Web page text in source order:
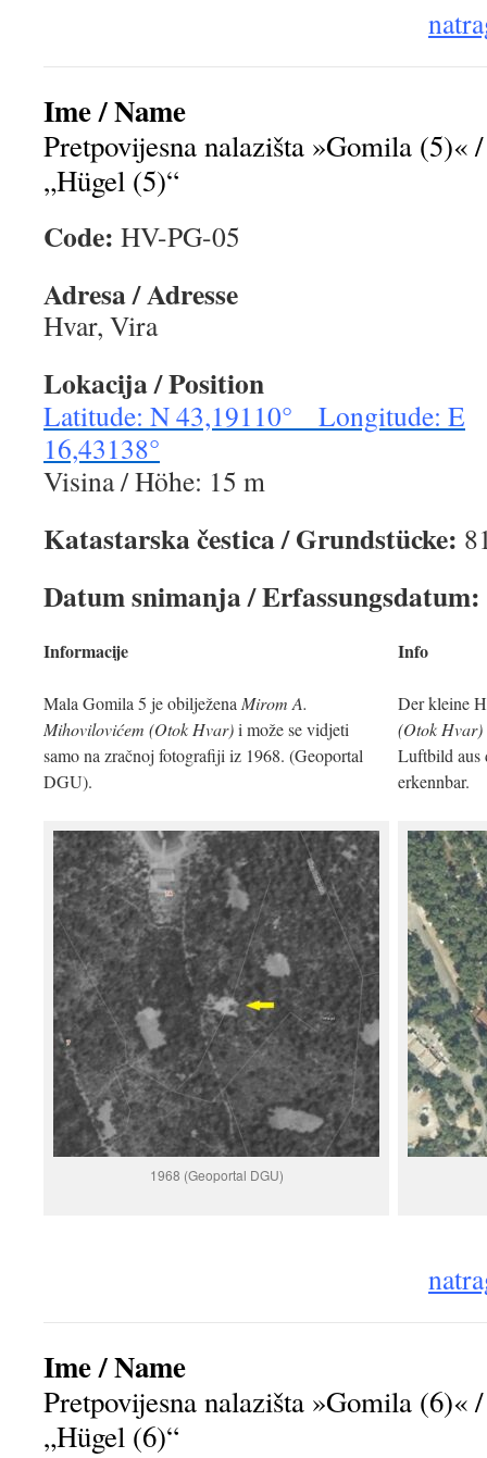
Ime / Name
Pretpovijesna nalazišta »Gomila (5)«
„Hügel (5)“
Code: HV-PG-05
Adresa / Adresse
Hvar, Vira
Lokacija / Position
Latitude: N 43,19110° Longitude: E
16,43138°
Visina / Höhe: 15 m
Katastarska čestica / Grundstücke:
Datum snimanja / Erfassungsdatum:
Informacije
Mala Gomila 5 je obilježena Mirom A.
Mihovilovićem (Otok Hvar)i može se vidjeti
samo na zračnoj fotografiji iz 1968. (Geoportal
DGU).
Info
Der kleine
(Otok Hvar)
Luftbild aus
erkennbar.
1968 (Geoportal DGU)
Ime / Name
Pretpovijesna nalazišta »Gomila (6)«
„Hügel (6)“